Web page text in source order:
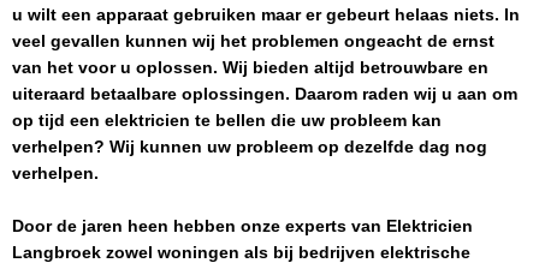
u wilt een apparaat gebruiken maar er gebeurt helaas niets. In
veel gevallen kunnen wij het problemen ongeacht de ernst
van het voor u oplossen. Wij bieden altijd betrouwbare en
uiteraard betaalbare oplossingen. Daarom raden wij u aan om
op tijd een elektricien te bellen die uw probleem kan
verhelpen? Wij kunnen uw probleem op dezelfde dag nog
verhelpen.
Door de jaren heen hebben onze experts van Elektricien
Langbroek zowel woningen als bij bedrijven elektrische